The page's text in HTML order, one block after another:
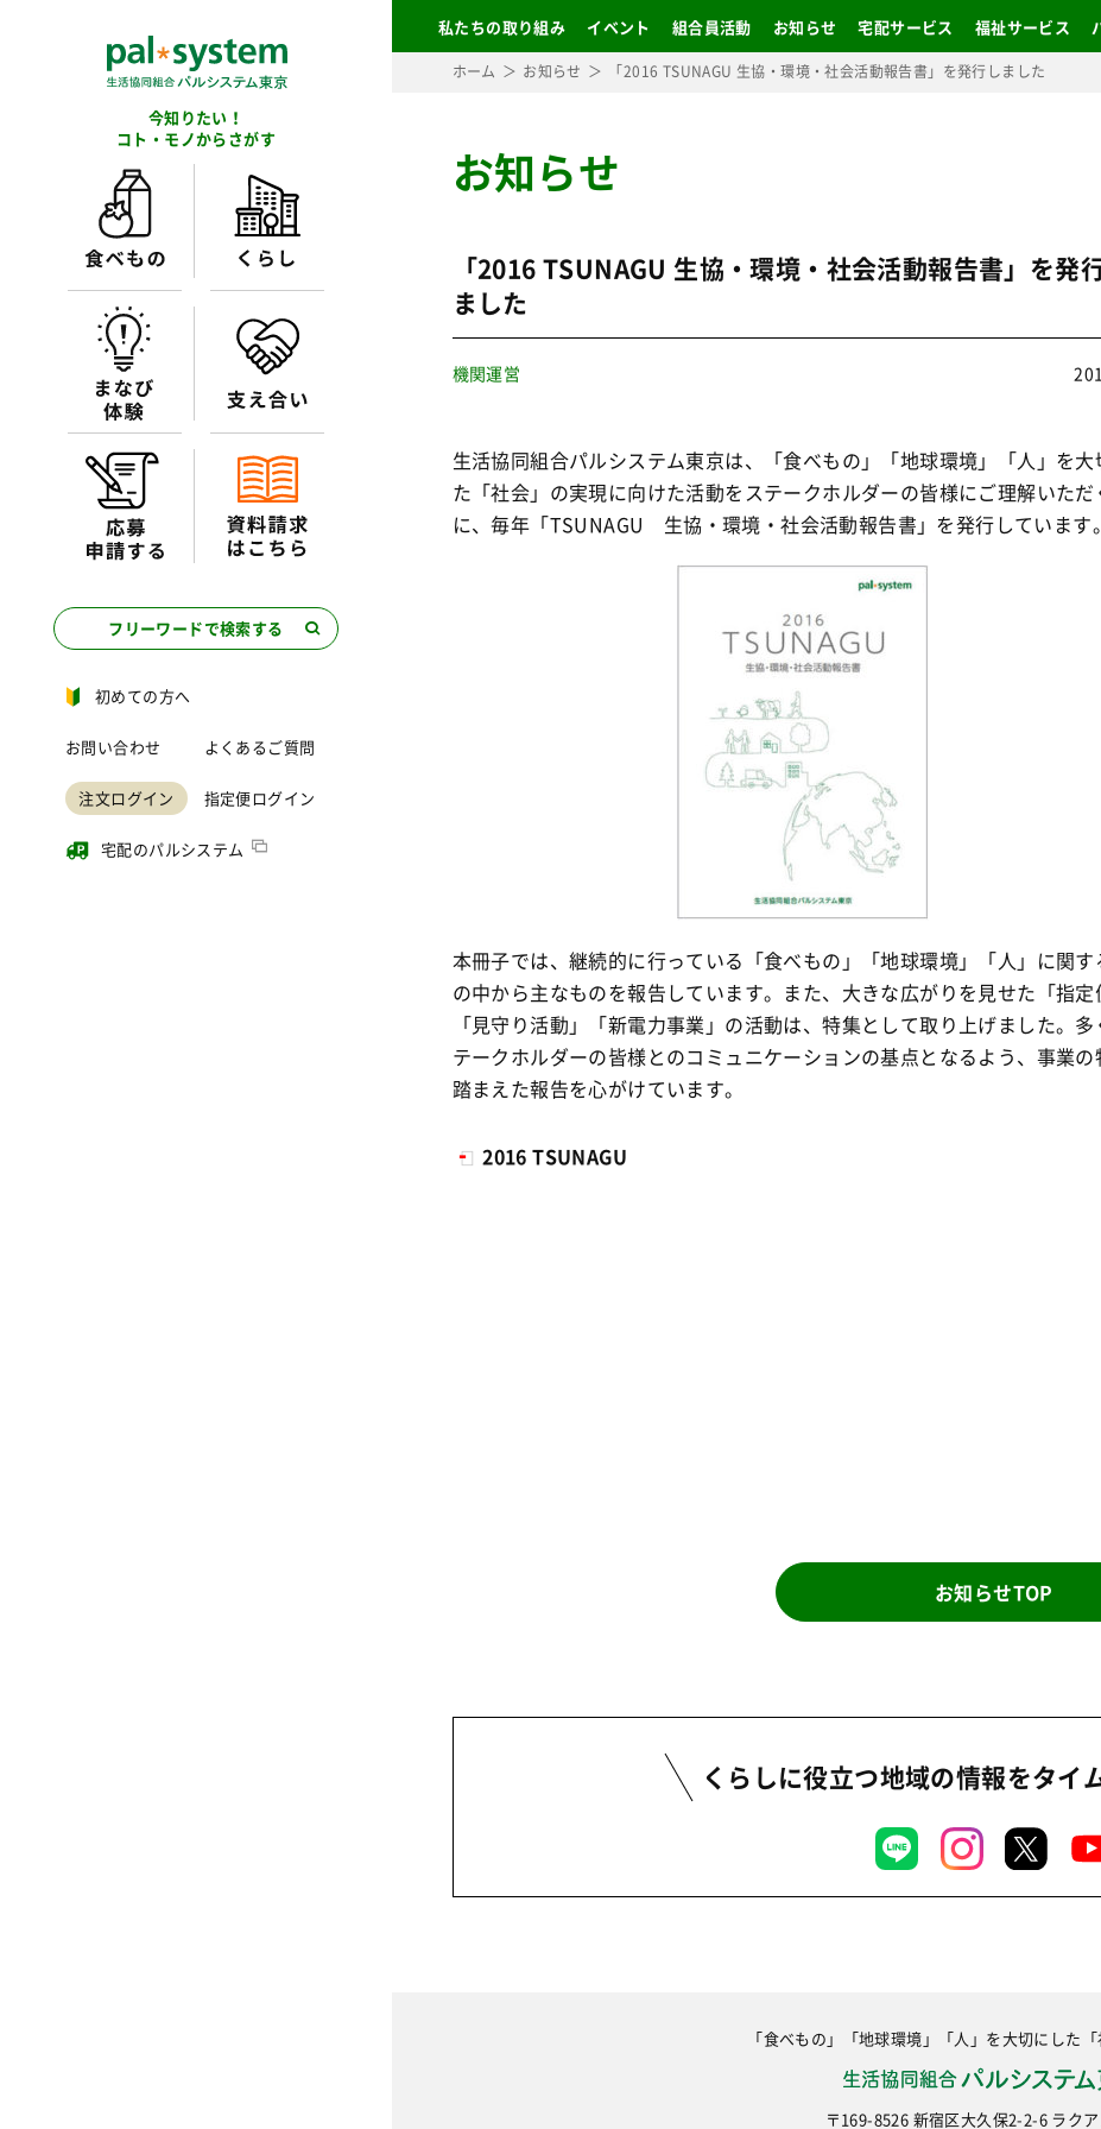
私たちの取り組み イベント 組合員活動 お知らせ 宅配サービス 福祉サービス
今知りたい！
コト・モノからさがす
フリーワードで検索する
初めての方へ
お問い合わせ よくあるご質問
注文ログイン 指定便ログイン
宅配のパルシステム
ホーム お知らせ 「2016 TSUNAGU 生協・環境・社会活動報告書」を発行しました
お知らせ
「2016 TSUNAGU 生協・環境・社会活動報告書」を発
ました
機関運営
生活協同組合パルシステム東京は、「食べもの」「地球環境」「人」を大
た「社会」の実現に向けた活動をステークホルダーの皆様にご理解いただ
に、毎年「TSUNAGU 生協・環境・社会活動報告書」を発行しています。
本冊子では、継続的に行っている「食べもの」「地球環境」「人」に関す
の中から主なものを報告しています。また、大きな広がりを見せた「指定
「見守り活動」「新電力事業」の活動は、特集として取り上げました。多
テークホルダーの皆様とのコミュニケーションの基点となるよう、事業の
踏まえた報告を心がけています。
2016 TSUNAGU
お知らせTOP
くらしに役立つ地域の情報をタイ
「食べもの」「地球環境」「人」を大切にした
〒169-8526 新宿区大久保2-2-6 ラク